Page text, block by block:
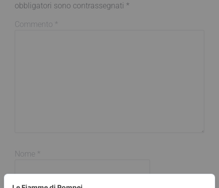
obbligatori sono contrassegnati *
Commento *
Nome *